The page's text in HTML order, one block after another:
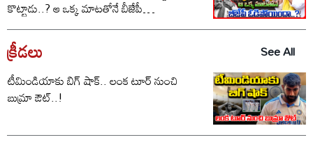
కొట్టాడు..? ఆ ఒక్క మాటతోనే బీజేపీ
ఓడిపోయిందా..?
క్రీడలు
See All
టీమిండియాకు బిగ్ షాక్.. లంక టూర్ నుంచి
బుమ్రా ఔట్..!